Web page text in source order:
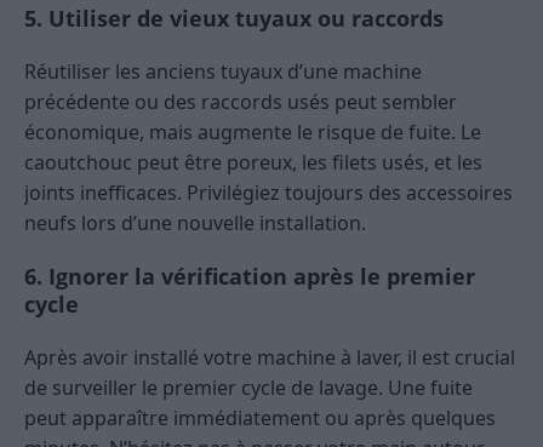
5. Utiliser de vieux tuyaux ou raccords
Réutiliser les anciens tuyaux d’une machine
précédente ou des raccords usés peut sembler
économique, mais augmente le risque de fuite. Le
caoutchouc peut être poreux, les filets usés, et les
joints inefficaces. Privilégiez toujours des accessoires
neufs lors d’une nouvelle installation.
6. Ignorer la vérification après le premier
cycle
Après avoir installé votre machine à laver, il est crucial
de surveiller le premier cycle de lavage. Une fuite
peut apparaître immédiatement ou après quelques